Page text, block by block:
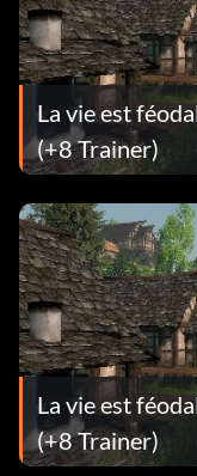
La vie est
(+8 Trainer)
La vie est
(+8 Trainer)